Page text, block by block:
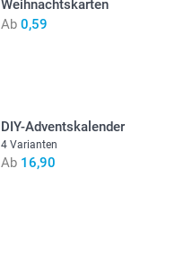
Weihnachtskarten
Ab 0,59
DIY-Adventskalender
4 Varianten
Ab 16,90